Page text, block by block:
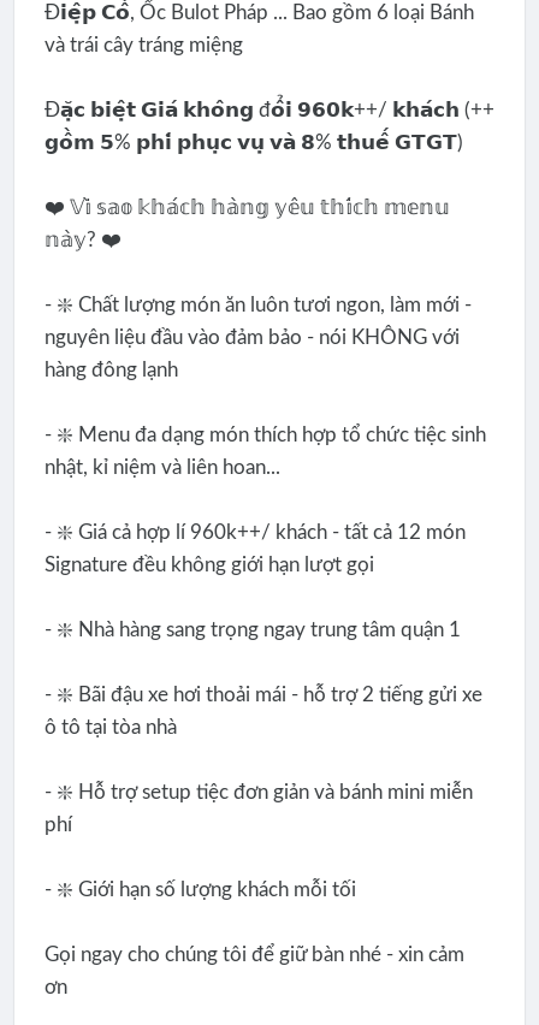
Đ𝗶𝗲̣̂𝗽 𝗖𝗼̂̀, Ốc Bulot Pháp ... Bao gồm 6 loại Bánh
và trái cây tráng miệng
Đ𝗮̣̆𝗰 𝗯𝗶𝗲̣̂𝘁 𝗚𝗶𝗮́ 𝗸𝗵𝗼̂𝗻𝗴 đ𝗼̂̉𝗶 𝟵𝟲𝟬𝗸++/ 𝗸𝗵𝗮́𝗰𝗵 (++
𝗴𝗼̂̀𝗺 𝟱% 𝗽𝗵𝗶́ 𝗽𝗵𝘂̣𝗰 𝘃𝘂̣ 𝘃𝗮̀ 𝟴% 𝘁𝗵𝘂𝗲̂́ 𝗚𝗧𝗚𝗧)
❤️ 𝕍𝕚̀ 𝕤𝕒𝕠 𝕜𝕙𝕒́𝕔𝕙 𝕙𝕒̀𝕟𝕘 𝕪𝕖̂𝕦 𝕥𝕙𝕚́𝕔𝕙 𝕞𝕖𝕟𝕦
𝕟𝕒̀𝕪? ❤️
- ❇️ Chất lượng món ăn luôn tươi ngon, làm mới -
nguyên liệu đầu vào đảm bảo - nói KHÔNG với
hàng đông lạnh
- ❇️ Menu đa dạng món thích hợp tổ chức tiệc sinh
nhật, kỉ niệm và liên hoan...
- ❇️ Giá cả hợp lí 960k++/ khách - tất cả 12 món
Signature đều không giới hạn lượt gọi
- ❇️ Nhà hàng sang trọng ngay trung tâm quận 1
- ❇️ Bãi đậu xe hơi thoải mái - hỗ trợ 2 tiếng gửi xe
ô tô tại tòa nhà
- ❇️ Hỗ trợ setup tiệc đơn giản và bánh mini miễn
phí
- ❇️ Giới hạn số lượng khách mỗi tối
Gọi ngay cho chúng tôi để giữ bàn nhé - xin cảm
ơn